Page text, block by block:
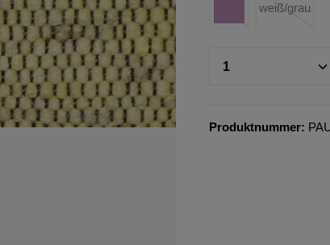
weiß/grau
Produktnummer: